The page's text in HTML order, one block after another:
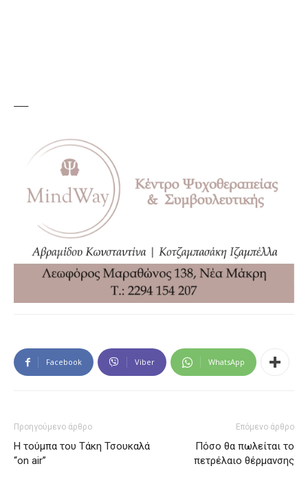
Facebook Viber WhatsApp
Προηγούμενο άρθρο
Η τούμπα του Τάκη Τσουκαλά
“on air”
Επόμενο άρθρο
Πόσο θα πωλείται το
πετρέλαιο θέρμανσης